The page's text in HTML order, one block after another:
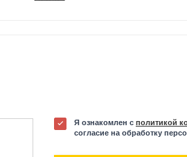
Я ознакомлен с политикой
согласие на обработку